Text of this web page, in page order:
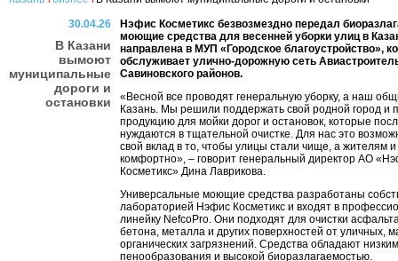
30.04.26
В Казани
вымоют
муниципальные
дороги и
остановки
Нэфис Косметикс безвозмездно передал
моющие средства для весенней уборки улиц в
направлена в МУП «Городское благоустройство»,
обслуживает улично-дорожную сеть
Савиновского районов.
«Весной все проводят генеральную уборку, а наш
Казань. Мы решили поддержать свой родной город и
продукцию для мойки дорог и остановок, которые
нуждаются в тщательной очистке. Для нас это
свой вклад в то, чтобы улицы стали чище, а жителям
комфортно», – говорит генеральный директор АО
Косметикс» Дина Лаврикова.
Универсальные моющие средства разработаны
лабораторией Нэфис Косметикс и входят в
линейку NefcoPro. Они подходят для очистки
бетона, металла и других поверхностей от уличных,
органических загрязнений. Средства обладают
пенообразования и высокой биоразлагаемостью.